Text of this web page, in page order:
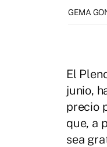
GEMA
El
junio,
precio
que, a
sea